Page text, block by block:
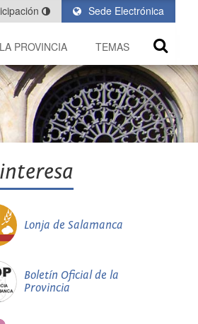
Sede Electrónica
LA PROVINCIA TEMAS
Lonja de Salamanca
Boletín Oficial de la
Provincia